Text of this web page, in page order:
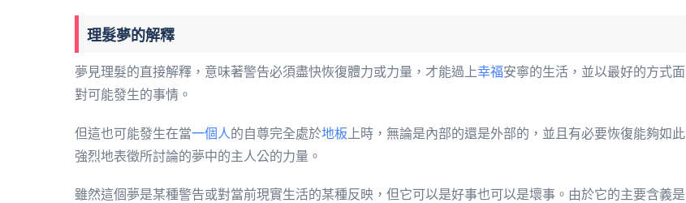
理髮夢的解釋
夢見理髮的直接解釋，意味著警告必須盡快恢復體力或力量，才能過上幸福安寧的生活，並以最好的方式面
對可能發生的事情。
但這也可能發生在當一個人的自尊完全處於地板 上時，無論是內部的還是外部的，並且有必要恢復能夠如此
強烈地表徵所討論的夢中的主人公的力量。
雖然這個夢是某種警告或對當前現實生活的某種反映，但它可以是好事也可以是壞事。由於它的主要含義是